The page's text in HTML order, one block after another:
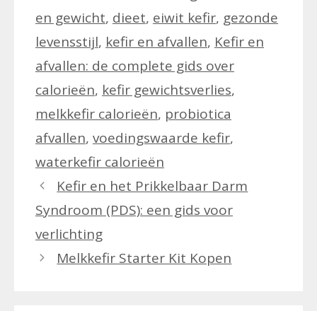
en gewicht, dieet, eiwit kefir, gezonde
levensstijl, kefir en afvallen, Kefir en
afvallen: de complete gids over
calorieën, kefir gewichtsverlies,
melkkefir calorieën, probiotica
afvallen, voedingswaarde kefir,
waterkefir calorieën
Kefir en het Prikkelbaar Darm
Syndroom (PDS): een gids voor
verlichting
Melkkefir Starter Kit Kopen